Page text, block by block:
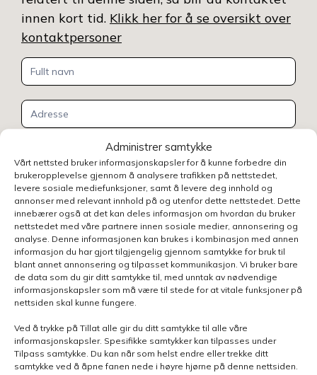
Administrer samtykke
Vårt nettsted bruker informasjonskapsler for å kunne forbedre din
brukeropplevelse gjennom å analysere trafikken på nettstedet,
levere sosiale mediefunksjoner, samt å levere deg innhold og
annonser med relevant innhold på og utenfor dette nettstedet. Dette
innebærer også at det kan deles informasjon om hvordan du bruker
nettstedet med våre partnere innen sosiale medier, annonsering og
analyse. Denne informasjonen kan brukes i kombinasjon med annen
informasjon du har gjort tilgjengelig gjennom samtykke for bruk til
blant annet annonsering og tilpasset kommunikasjon. Vi bruker bare
de data som du gir ditt samtykke til, med unntak av nødvendige
informasjonskapsler som må være til stede for at vitale funksjoner på
nettsiden skal kunne fungere.
Ved å trykke på Tillat alle gir du ditt samtykke til alle våre
informasjonskapsler. Spesifikke samtykker kan tilpasses under
Tilpass samtykke. Du kan når som helst endre eller trekke ditt
samtykke ved å åpne fanen nede i høyre hjørne på denne nettsiden.
innen kort tid. Klikk her for å se oversikt over
kontaktpersoner
Kontakt
oss